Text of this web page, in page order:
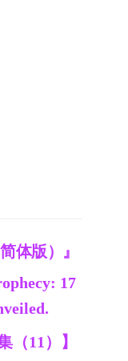
体版）』
17
（11）】